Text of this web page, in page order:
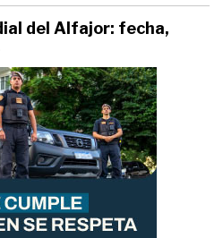
del Alfajor: fecha,